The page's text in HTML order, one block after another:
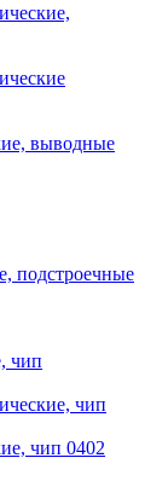
выводные
подстроечные
чип
чип
чип 0402